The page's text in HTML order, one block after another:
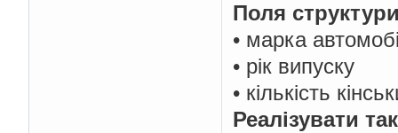
Поля
• марка
• рік випуску
• кількість
Реалізувати